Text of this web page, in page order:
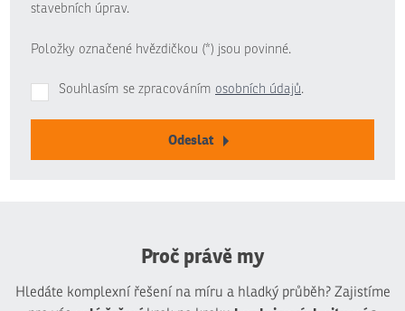
stavebních úprav.
Položky označené hvězdičkou (*) jsou povinné.
Souhlasím se zpracováním osobních údajů.
Odeslat
Proč právě my
Hledáte komplexní řešení na míru a hladký průběh? Zajistíme